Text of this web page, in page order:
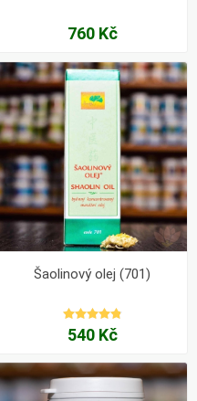
760 Kč
Šaolinový olej (701)
540 Kč